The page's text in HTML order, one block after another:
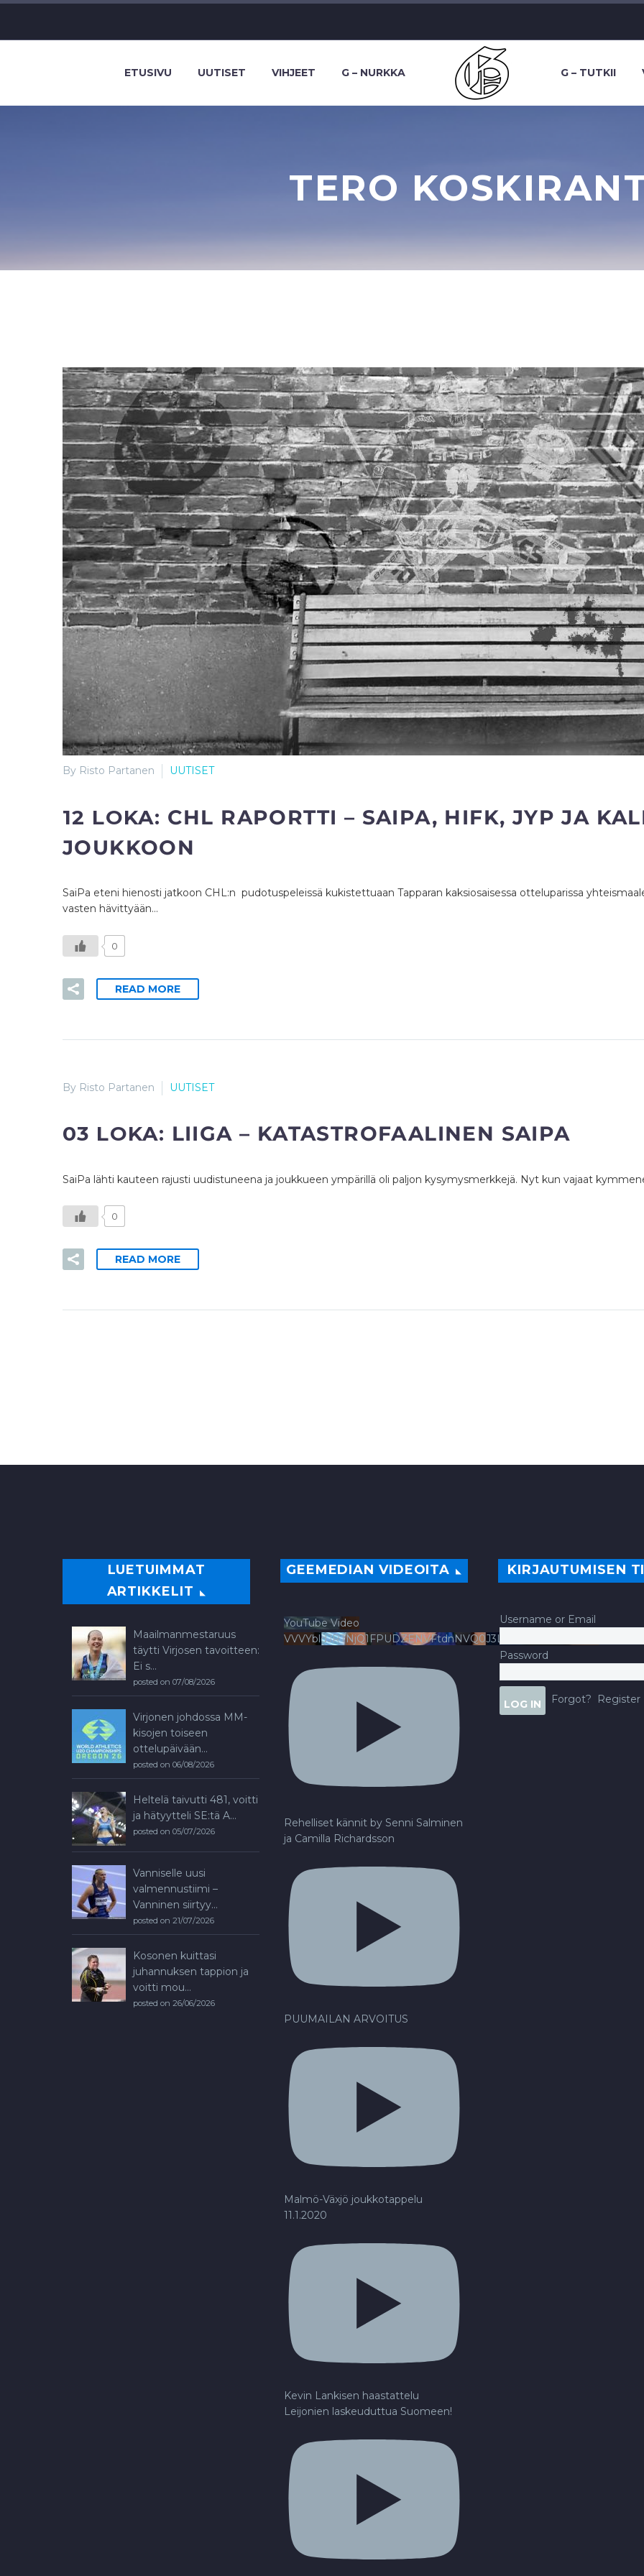
ETUSIVU UUTISET VIHJEET G – NURKKA G – TUTKII
TERO
By Risto Partanen UUTISET
12 LOKA: CHL RAPORTTI – SAIPA, HIFK, JYP JA
JOUKKOON
SaiPa eteni hienosti jatkoon CHL:n pudotuspeleissä kukistettuaan Tapparan kaksiosaisessa otteluparissa
vasten hävittyään…
0
READ MORE
By Risto Partanen UUTISET
03 LOKA: LIIGA – KATASTROFAALINEN SAIPA
SaiPa lähti kauteen rajusti uudistuneena ja joukkueen ympärillä oli paljon kysymysmerkkejä. Nyt kun vajaat
0
READ MORE
LUETUIMMAT
ARTIKKELIT
Maailmanmestaruus
täytti Virjosen tavoitteen:
Ei s...
posted on 07/08/2026
Virjonen johdossa MM-
kisojen toiseen
ottelupäivään...
posted on 06/08/2026
Heltelä taivutti 481, voitti
ja hätyytteli SE:tä A...
posted on 05/07/2026
Vanniselle uusi
valmennustiimi –
Vanninen siirtyy...
posted on 21/07/2026
Kosonen kuittasi
juhannuksen tappion ja
voitti mou...
posted on 26/06/2026
GEEMEDIAN VIDEOITA
YouTube Video
VVVYbldJRTNjQ1FPUDZENVFtdnNVQ0J3LlFsbURXQWNIYldv
Rehelliset kännit by Senni Salminen
ja Camilla Richardsson
PUUMAILAN ARVOITUS
Malmö-Växjö joukkotappelu
11.1.2020
Kevin Lankisen haastattelu
Leijonien laskeuduttua Suomeen!
KIRJAUTUMISEN
Username or Email
Password
Forgot? Register